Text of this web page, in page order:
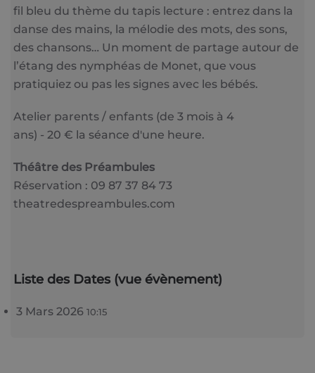
fil bleu du thème du tapis lecture : entrez dans la
danse des mains, la mélodie des mots, des sons,
des chansons… Un moment de partage autour de
l’étang des nymphéas de Monet, que vous
pratiquiez ou pas les signes avec les bébés.
Atelier parents / enfants (de 3 mois à 4
ans) - 20 € la séance d'une heure.
Théâtre des Préambules
Réservation : 09 87 37 84 73
theatredespreambules.com
Liste des Dates (vue évènement)
3 Mars 202610:15